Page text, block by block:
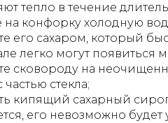
тепло в течение
на конфорку холодную
его сахаром, который
легко могут появиться
сковороду на
частью стекла;
кипящий сахарный
его невозможно